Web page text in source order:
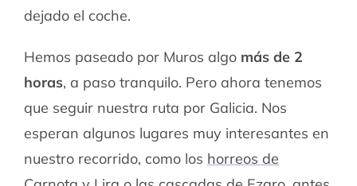
dejado el coche.
Hemos paseado por Muros algo más de 2
horas, a paso tranquilo. Pero ahora tenemos
que seguir nuestra ruta por Galicia. Nos
esperan algunos lugares muy interesantes en
nuestro recorrido, como los horreos de